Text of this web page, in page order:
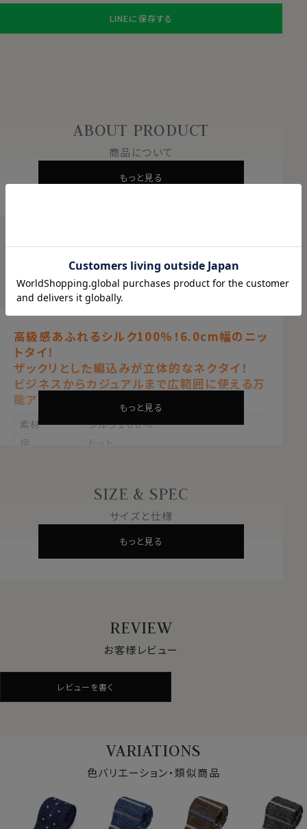
LINEに保存する
ABOUT PRODUCT
商品について
もっと見る
PRODUCT DETAILS
商品説明
高級感あふれるシルク100％！6.0cm幅のニッ
トタイ！
ザックリとした編込みが立体的なネクタイ！
ビジネスからカジュアルまで広範囲に使える万
能アイテムです。
素材
シルク１００％
柄
ドット
約143cm
もっと見る
SIZE & SPEC
サイズと仕様
もっと見る
REVIEW
お客様レビュー
レビューを書く
VARIATIONS
色バリエーション・類似商品